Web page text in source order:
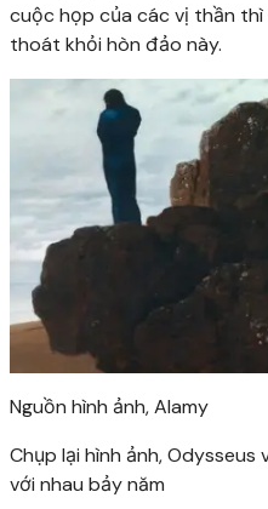
cuộc họp của các vị thần
thoát khỏi hòn đảo này.
Nguồn hình ảnh,Alamy
Chụp lại hình ảnh,Odysseus
với nhau bảy năm